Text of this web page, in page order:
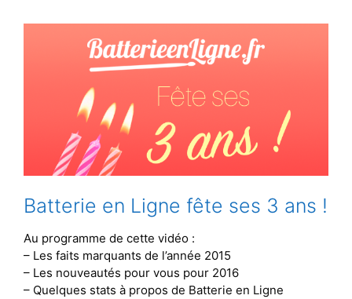
Batterie en Ligne fête ses 3 ans !
Au programme de cette vidéo :
– Les faits marquants de l’année 2015
– Les nouveautés pour vous pour 2016
– Quelques stats à propos de Batterie en Ligne